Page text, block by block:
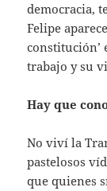
democracia,
Felipe
constitución’
trabajo y su
Hay que
No viví la
pastelosos
que quienes